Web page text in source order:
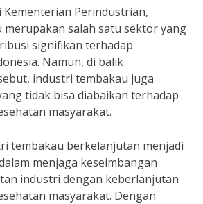
Perindustrian,
salah satu sektor yang
signifikan terhadap
Namun, di balik
industri tembakau juga
tidak bisa diabaikan terhadap
masyarakat.
tembakau berkelanjutan menjadi
menjaga keseimbangan
industri dengan keberlanjutan
masyarakat. Dengan